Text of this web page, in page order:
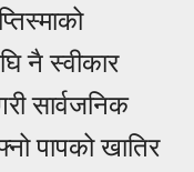
नै स्वीकार
सार्वजनिक
पापको खातिर